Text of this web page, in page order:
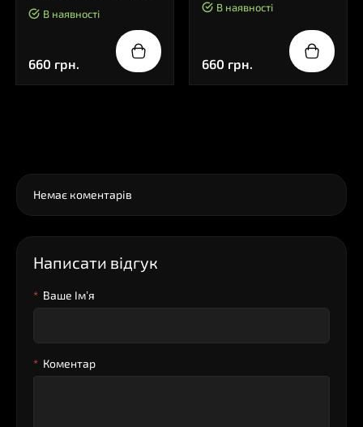
В наявності
660 грн.
В наявності
660 грн.
Немає коментарів
Написати відгук
Ваше Iм’я
Коментар